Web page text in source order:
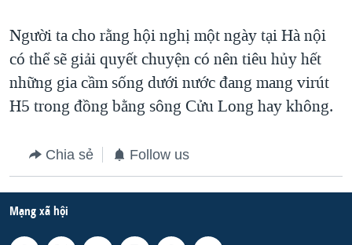
Người ta cho rằng hội nghị một ngày tại Hà nội
có thể sẽ giải quyết chuyện có nên tiêu hủy hết
những gia cầm sống dưới nước đang mang virút
H5 trong đồng bằng sông Cửu Long hay không.
Chia sẻ Follow us
Mạng xã hội